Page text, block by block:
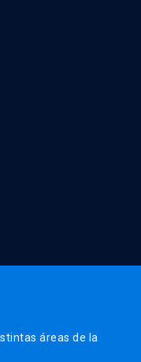
áreas de la